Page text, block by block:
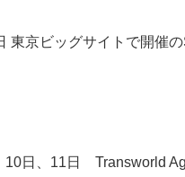
東京ビッグサイトで開催
10日、11日 Transworld